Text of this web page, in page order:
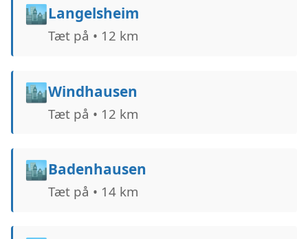
🏙️Langelsheim
Tæt på • 12 km
🏙️Windhausen
Tæt på • 12 km
🏙️Badenhausen
Tæt på • 14 km